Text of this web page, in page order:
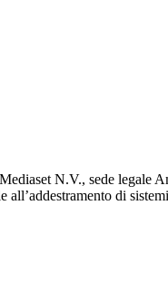
N.V., sede legale
di